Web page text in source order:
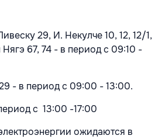
29, И. Некулче 10, 12, 12/1,
67, 74 - в период с 09:10 -
- в период с 09:00 - 13:00.
с 13:00 -17:00
ожидаются в